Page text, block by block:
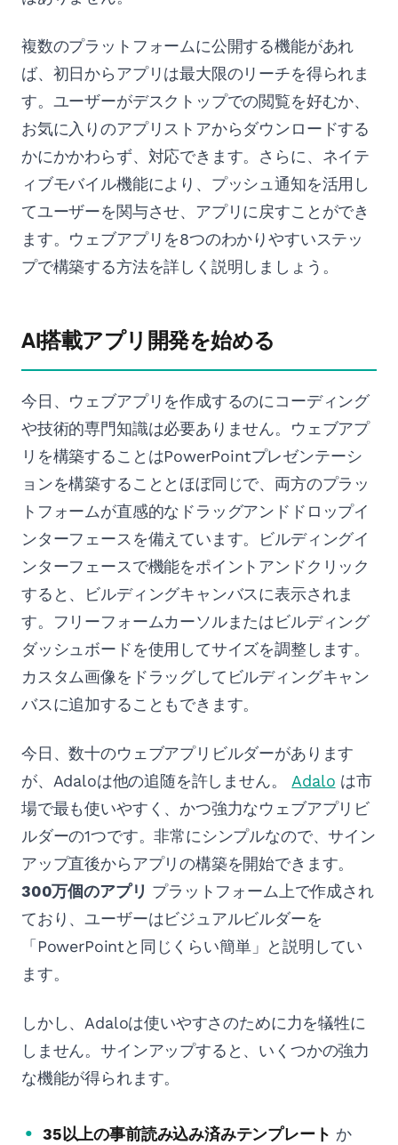
複数のプラットフォームに公開する機能があれ
ば、初日からアプリは最大限のリーチを得られま
す。ユーザーがデスクトップでの閲覧を好むか、
お気に入りのアプリストアからダウンロードする
かにかかわらず、対応できます。さらに、ネイテ
ィブモバイル機能により、プッシュ通知を活用し
てユーザーを関与させ、アプリに戻すことができ
ます。ウェブアプリを8つのわかりやすいステッ
プで構築する方法を詳しく説明しましょう。
AI搭載アプリ開発を始める
今日、ウェブアプリを作成するのにコーディング
や技術的専門知識は必要ありません。ウェブアプ
リを構築することはPowerPointプレゼンテーシ
ョンを構築することとほぼ同じで、両方のプラッ
トフォームが直感的なドラッグアンドドロップイ
ンターフェースを備えています。ビルディングイ
ンターフェースで機能をポイントアンドクリック
すると、ビルディングキャンバスに表示されま
す。フリーフォームカーソルまたはビルディング
ダッシュボードを使用してサイズを調整します。
カスタム画像をドラッグしてビルディングキャン
バスに追加することもできます。
今日、数十のウェブアプリビルダーがあります
が、Adaloは他の追随を許しません。Adalo は市
場で最も使いやすく、かつ強力なウェブアプリビ
ルダーの1つです。非常にシンプルなので、サイン
アップ直後からアプリの構築を開始できます。
300万個のアプリ プラットフォーム上で作成され
ており、ユーザーはビジュアルビルダーを
「PowerPointと同じくらい簡単」と説明してい
ます。
しかし、Adaloは使いやすさのために力を犠牲に
しません。サインアップすると、いくつかの強力
な機能が得られます。
35以上の事前読み込み済みテンプレート か